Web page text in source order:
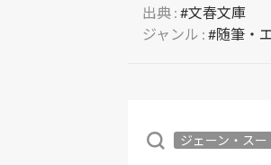
出典 : #文春文庫
ジャンル : #随筆・
ジェーン・スー